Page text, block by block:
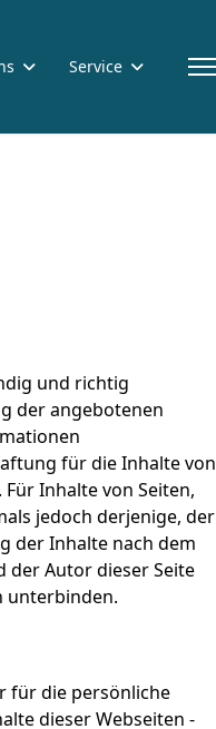
Service
und richtig
der angebotenen
für die Inhalte von
Inhalte von Seiten,
jedoch derjenige, der
der Inhalte nach dem
der Autor dieser Seite
unterbinden.
für die persönliche
dieser Webseiten -